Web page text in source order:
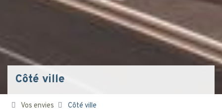
Côté ville
Vos envies Côté ville